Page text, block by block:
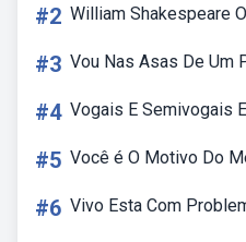
#2 William Shakespeare
#3 Vou Nas Asas De Um
#4 Vogais E Semivogais
#5 Você é O Motivo Do
#6 Vivo Esta Com